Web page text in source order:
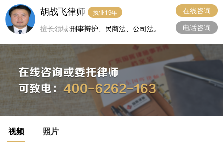
胡战飞律师 执业19年
擅长领域:刑事辩护、民商法、公司法。
在线咨询
电话咨询
视频 照片